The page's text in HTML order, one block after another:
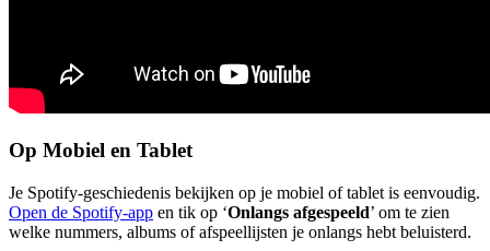
Op Mobiel en Tablet
Je Spotify-geschiedenis bekijken op je mobiel of tablet is eenvoudig.
Open de Spotify-app en tik op ‘Onlangs afgespeeld’ om te zien
welke nummers, albums of afspeellijsten je onlangs hebt beluisterd.